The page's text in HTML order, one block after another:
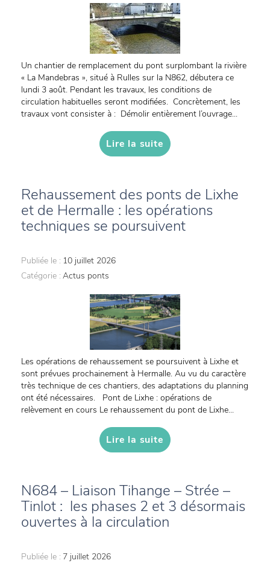
Un chantier de remplacement du pont surplombant la rivière
« La Mandebras », situé à Rulles sur la N862, débutera ce
lundi 3 août. Pendant les travaux, les conditions de
circulation habituelles seront modifiées. Concrètement, les
travaux vont consister à : Démolir entièrement l’ouvrage...
Lire la suite
Rehaussement des ponts de Lixhe
et de Hermalle : les opérations
techniques se poursuivent
Publiée le : 10 juillet 2026
Catégorie : Actus ponts
Les opérations de rehaussement se poursuivent à Lixhe et
sont prévues prochainement à Hermalle. Au vu du caractère
très technique de ces chantiers, des adaptations du planning
ont été nécessaires. Pont de Lixhe : opérations de
relèvement en cours Le rehaussement du pont de Lixhe...
Lire la suite
N684 – Liaison Tihange – Strée –
Tinlot : les phases 2 et 3 désormais
ouvertes à la circulation
Publiée le : 7 juillet 2026